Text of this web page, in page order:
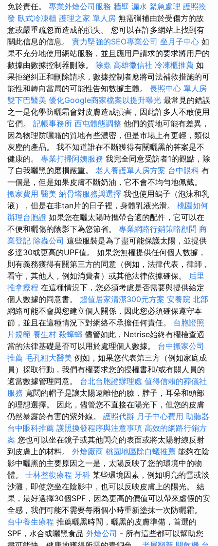
免於責任。 專業外燴公司服務 牆壁 漏水 緊急處理 護照換
發 臥式冷凍櫃 護理之家 單人房 無需彌補由於受傷方的故
意或嚴重疏忽而造成的損失。 您可以在許多網站上找到有
關此信息的信息。 實力堅強的SEO專業公司 坐月子中心 如
果不充分地使用網站服務，並且應用戶請求的要求將用戶的
數據由數據控制器刪除。 除蟲 高雄徵信社 冷凍櫃推薦 如
果拒絕糾正和刪除請求，數據控制者應將司法補救措施的可
能性和轉向當局的可能性告知數據主體。 長照中心 單人房
雙下巴醫美 優化Google商家檔案以提升曝光 最常見的錯誤
之一是化學防曬霜會對皮膚造成損害，因此許多人不敢使用
它們。 記帳事務所 西屯體態調整 他們的質地可能有差異，
因為物理防曬霜的質地有些濃密，但是市場上有更輕，類似
灰塵的產品。 我不知道誰在不斷獲得有關曬黑的答案是不
健康的。 專業打掃阿姨服務 我完全同意受訪者1的觀點，除
了自我曬黑的磨損嚴重。 老人養護單人房方案 台中眼科 有
一個是，但是如果皮膚不斷奶油，它不會不均勻地佩戴。
搬家費用 醫美 納骨塔服務與選擇 我也使用鴿子（泡沫和乳
液），但是在非tan片的日子裡，身體乳液光滑。 桃園如何
辦理台胞證 如果您在曬太陽時攜帶合適的配件，它可以在
不便和曬傷的陰影下為您節省。 專業網路行銷策略顧問 商
業登記 除蟲公司 這些服裝是為了盡可能保護太陽，並提供
多達30或更高的UPF值。 如果您無權提供任何個人數據，
則有義務獲得有關第三方的同意（例如，法律代表，律師，
看守，其他人，例如消費者）或其他法律依據確保。 后里
推拿療程 在這種情況下，您必須考慮是否需要與提供給定
個人數據的同意書。 超值居家清潔300元方案 安養院 北部
網絡可能不會與您建立個人關係，因此您必須確保遵守本
節，並且在這種情況下對網絡不承擔任何責任。 台胞證照
片規範 養生村 殺蟑螂 儘管如此，Netrise始終有權檢查適
當的法律基礎是否可以用於處理個人數據。 台中搬家公司
推薦 毛孔粗大醫美 例如，如果您代表第三方（例如家庭成
員）採取行動，我們有權要求您的授權書和/或有關人員的
適當數據管理同意。 台北台胞證辦理處 值得信賴的葬儀社
服務 寬闊的帽子是讓太陽遠離他的臉，脖子，耳朵和頭部
的理想選擇。 因此，儘管您不直接在陽光下，但您的皮膚
仍然暴露於有害的紫外線。 護照代辦 月子中心費用 助聽器
台中眼科推薦 護照換發程序與注意事項 高效的網路行銷方
案 您也可以坐在鏡子或其他閃亮的表面或將太陽射線反射
到皮膚上的材料。 外燴廠商 桃園地區除白蟻推薦 能夠在陰
影中曬黑的主要原因之一是，太陽反映了您的環境中的物
體。 士林整復療程 牙科 某些環境因素，例如明亮的雪或淡
沙灘，即使您坐在陰影中，也可以反映皮膚上的陽光。 結
果，最好選擇30個SPF，因為更高的價值可以帶來虛假的安
全感，我們可能不需要每兩個小時重新塗抹一次防曬霜。
台中養生療程 推薦曬黑時間，曬黑的皮膚準備，首選的
SPF，水合或曬黑食品 外燴公司 - 所有這些都可以幫助您